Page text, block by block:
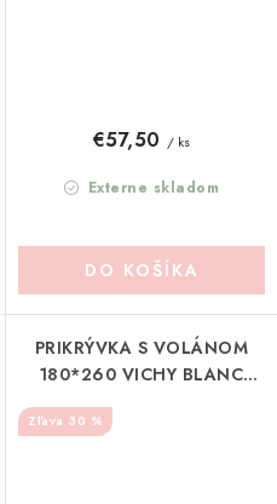
Externe skladom
€57,50 / ks
DO KOŠÍKA
PRIKRÝVKA S VOLÁNOM
180*260 VICHY BLANC
30 %